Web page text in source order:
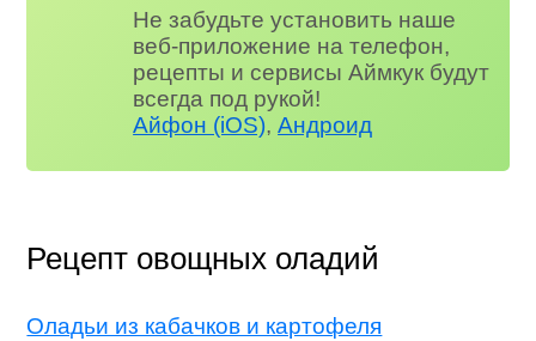
Не забудьте установить наше
веб-приложение на телефон,
рецепты и сервисы Аймкук будут
всегда под рукой!
Айфон (iOS),Андроид
Рецепт овощных оладий
Оладьи из кабачков и картофеля